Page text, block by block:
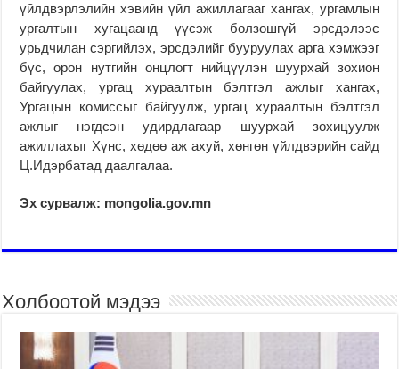
үйлдвэрлэлийн хэвийн үйл ажиллагааг хангах, ургамлын
ургалтын хугацаанд үүсэж болзошгүй эрсдэлээс
урьдчилан сэргийлэх, эрсдэлийг бууруулах арга хэмжээг
бүс, орон нутгийн онцлогт нийцүүлэн шуурхай зохион
байгуулах, ургац хураалтын бэлтгэл ажлыг хангах,
Ургацын комиссыг байгуулж, ургац хураалтын бэлтгэл
ажлыг нэгдсэн удирдлагаар шуурхай зохицуулж
ажиллахыг Хүнс, хөдөө аж ахуй, хөнгөн үйлдвэрийн сайд
Ц.Идэрбатад даалгалаа.
Эх сурвалж: mongolia.gov.mn
Холбоотой мэдээ